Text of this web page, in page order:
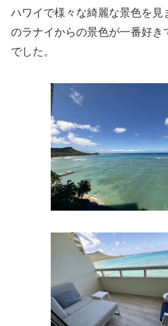
ハワイで様々な綺麗な景色を見
のラナイからの景色が一番好き
でした。